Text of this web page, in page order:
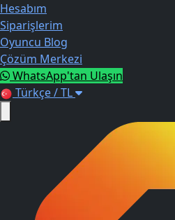
Hesabım
Siparişlerim
Oyuncu Blog
Çözüm Merkezi
WhatsApp'tan Ulaşın
Türkçe / TL